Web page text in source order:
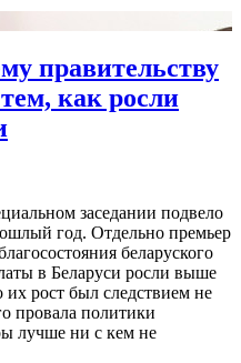
правительству
как росли
заседании подвело
год. Отдельно премьер
беларуского
в Беларуси росли выше
рост был следствием не
провала политики
лучше ни с кем не